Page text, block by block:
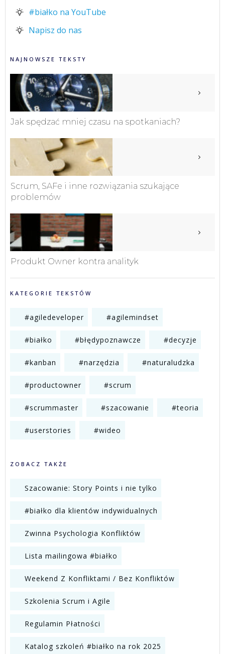
#białko na YouTube
Napisz do nas
NAJNOWSZE TEKSTY
Jak spędzać mniej czasu na spotkaniach?
Scrum, SAFe i inne rozwiązania szukające
problemów
Produkt Owner kontra analityk
KATEGORIE TEKSTÓW
#agiledeveloper #agilemindset
#białko #błędypoznawcze #decyzje
#kanban #narzędzia #naturaludzka
#productowner #scrum
#scrummaster #szacowanie #teoria
#userstories #wideo
ZOBACZ TAKŻE
Szacowanie: Story Points i nie tylko
#białko dla klientów indywidualnych
Zwinna Psychologia Konfliktów
Lista mailingowa #białko
Weekend Z Konfliktami / Bez Konfliktów
Szkolenia Scrum i Agile
Regulamin Płatności
Katalog szkoleń #białko na rok 2025